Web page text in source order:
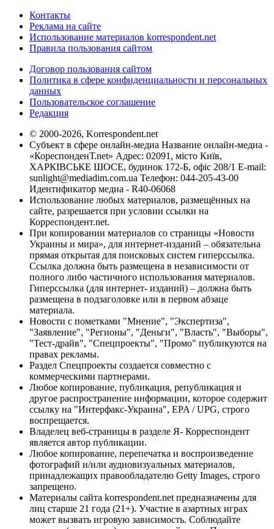
Контакты
Реклама на сайте
Использование материалов korrespondent.net
Правила пользования сайтом
Договор пользования сайтом
Политика в сфере конфиденциальности и персональных
данных
Пользовательское соглашение
Редакция
© 2000-2026, Korrespondent.net
Субъект в сфере онлайн-медиа Название онлайн-медиа -
«КореспонденТ.net» Адрес: 02091, місто Київ,
ХАРКІВСЬКЕ ШОСЕ, будинок 172-Б, офіс 208/1 E-mail:
sunlight@mediadim.com.ua Телефон: 044-205-43-00
Идентификатор медиа - R40-06068
Использование любых материалов, размещённых на
сайте, разрешается при условии ссылки на
Корреспондент.net.
При копировании материалов со страницы «Новости
Украины и мира», для интернет-изданий – обязательна
прямая открытая для поисковых систем гиперссылка.
Ссылка должна быть размещена в независимости от
полного либо частичного использования материалов.
Гиперссылка (для интернет- изданий) – должна быть
размещена в подзаголовке или в первом абзаце
материала.
Новости с пометками "Мнение", "Экспертиза",
"Заявление", "Регионы", "Деньги", "Власть", "Выборы",
"Тест-драйв", "Спецпроекты", "Промо" публикуются на
правах рекламы.
Раздел Спецпроекты создается совместно с
коммерческими партнерами.
Любое копирование, публикация, републикация и
другое распространение информации, которое содержит
ссылку на "Интерфакс-Украина", EPA / UPG, строго
воспрещается.
Владелец веб-страницы в разделе Я- Корреспондент
является автор публикации.
Любое копирование, перепечатка и воспроизведение
фотографий и/или аудиовизуальных материалов,
принадлежащих правообладателю Getty Images, строго
запрещено.
Материалы сайта korrespondent.net предназначены для
лиц старше 21 года (21+). Участие в азартных играх
может вызвать игровую зависимость. Соблюдайте